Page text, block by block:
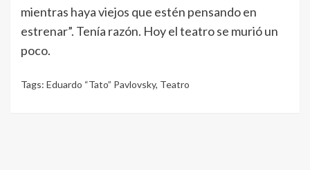
mientras haya viejos que estén pensando en
estrenar”. Tenía razón. Hoy el teatro se murió un
poco.
Tags: Eduardo “Tato” Pavlovsky, Teatro